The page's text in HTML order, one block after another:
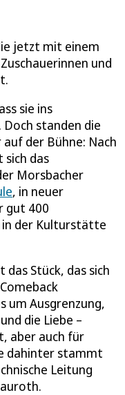
jetzt mit einem
und
sie ins
standen die
der Bühne: Nach
sich das
Morsbacher
, in neuer
gut 400
in der Kulturstätte
das Stück, das sich
um Ausgrenzung,
die Liebe –
aber auch für
dahinter stammt
Leitung